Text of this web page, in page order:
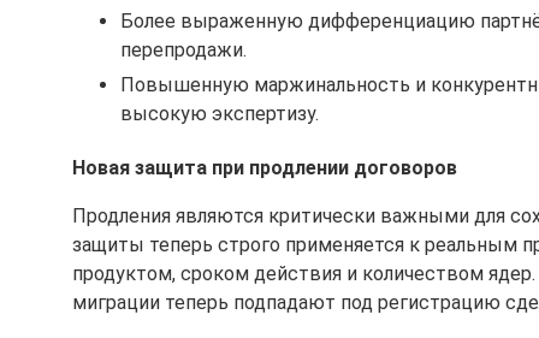
Более выраженную дифференциацию
перепродажи.
Повышенную маржинальность и
высокую экспертизу.
Новая защита при продлении договоров
Продления являются критически важными для
защиты теперь строго применяется к реальным
продуктом, сроком действия и количеством
миграции теперь подпадают под регистрацию